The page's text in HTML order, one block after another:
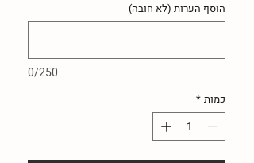
הוסף הערות (לא חובה)
0/250
כמות *